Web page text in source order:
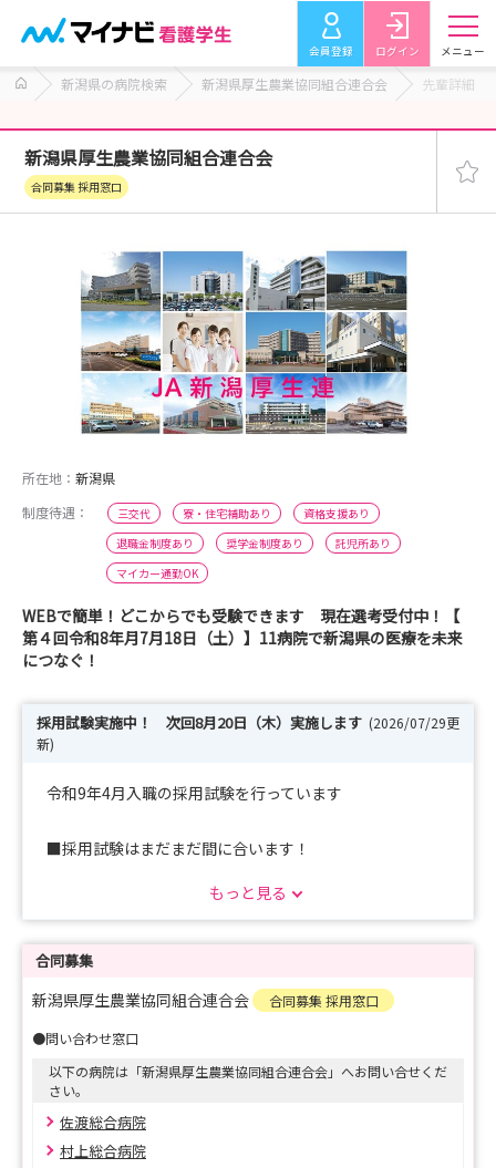
会員登録 ログイン メニュー
新潟県の病院検索 新潟県厚生農業協同組合連合会 先輩詳細
新潟県厚生農業協同組合連合会
合同募集 採用窓口
所在地： 新潟県
制度待遇：
三交代 寮・住宅補助あり
資格支援あり
退職金制度あり
奨学金制度あり
託児所あり
マイカー通勤OK
WEBで簡単！どこからでも受験できます 現在選考受付中！【
第４回令和8年月7月18日（土）】11病院で新潟県の医療を未来
につなぐ！
採用試験実施中！ 次回8月20日（木）実施します (2026/07/29更
新)
令和9年4月入職の採用試験を行っています
■採用試験はまだまだ間に合います！
（月）
※それぞれ応募資料の決め切りがありますので詳しくは
厚生連ホームページかマイナビサイトをご確認ください
■ＪＡ新潟厚生連では通年各病院でインターンシップ・見
学会を開催しています。
厚生連県内に１１病院あります。それぞれの病院の雰囲気
や看護提供内容を現地で直接見て感じてください。このサ
もっと見る
合同募集
新潟県厚生農業協同組合連合会
合同募集 採用窓口
●問い合わせ窓口
以下の病院は「新潟県厚生農業協同組合連合会」へお問い合せくだ
さい。
佐渡総合病院
村上総合病院